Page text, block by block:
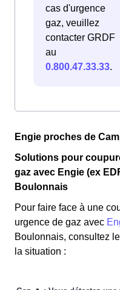
cas d'urgence
gaz, veuillez
contacter GRDF
au
0.800.47.33.33.
Engie proches de
Solutions pour
gaz avec Engie (ex
Boulonnais
Pour faire face à une
urgence de gaz avec
Boulonnais, consultez
la situation :